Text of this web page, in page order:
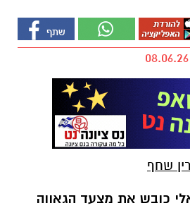
שחף
כובש את מצעד הגאווה